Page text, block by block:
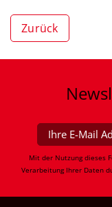
Zurück
Mit der Nutzung dieses
Verarbeitung Ihrer Daten